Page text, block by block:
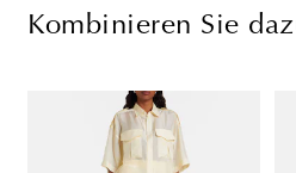
Kombinieren Sie